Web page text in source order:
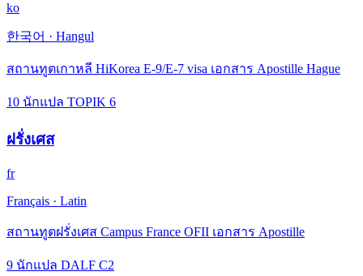
ko
한국어 · Hangul
สถานทูตเกาหลี HiKorea E-9/E-7 visa เอกสาร Apostille Hague
10 นักแปล TOPIK 6
ฝรั่งเศส
fr
Français · Latin
สถานทูตฝรั่งเศส Campus France OFII เอกสาร Apostille
9 นักแปล DALF C2